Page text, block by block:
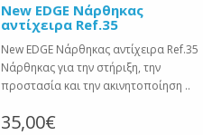
New EDGE Νάρθηκας
αντίχειρα Ref.35
New EDGE Νάρθηκας αντίχειρα Ref.35
Νάρθηκας για την στήριξη, την
προστασία και την ακινητοποίηση ..
35,00€